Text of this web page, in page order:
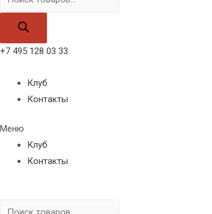
товаров
+7 495 128 03 33
Клуб
Контакты
Меню
Клуб
Контакты
Поиск